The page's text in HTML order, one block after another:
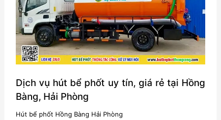
Dịch vụ hút bể phốt uy tín, giá rẻ tại Hồng
Bàng, Hải Phòng
Hút bể phốt Hồng Bàng Hải Phòng